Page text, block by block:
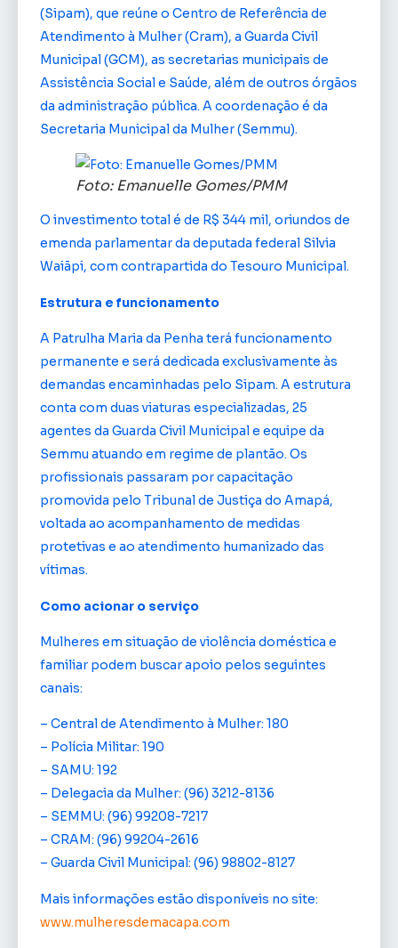
(Sipam), que reúne o Centro de Referência de
Atendimento à Mulher (Cram), a Guarda Civil
Municipal (GCM), as secretarias municipais de
Assistência Social e Saúde, além de outros órgãos
da administração pública. A coordenação é da
Secretaria Municipal da Mulher (Semmu).
Foto: Emanuelle Gomes/PMM
O investimento total é de R$ 344 mil, oriundos de
emenda parlamentar da deputada federal Silvia
Waiãpi, com contrapartida do Tesouro Municipal.
Estrutura e funcionamento
A Patrulha Maria da Penha terá funcionamento
permanente e será dedicada exclusivamente às
demandas encaminhadas pelo Sipam. A estrutura
conta com duas viaturas especializadas, 25
agentes da Guarda Civil Municipal e equipe da
Semmu atuando em regime de plantão. Os
profissionais passaram por capacitação
promovida pelo Tribunal de Justiça do Amapá,
voltada ao acompanhamento de medidas
protetivas e ao atendimento humanizado das
vítimas.
Como acionar o serviço
Mulheres em situação de violência doméstica e
familiar podem buscar apoio pelos seguintes
canais:
– Central de Atendimento à Mulher: 180
– Polícia Militar: 190
– SAMU: 192
– Delegacia da Mulher: (96) 3212-8136
– SEMMU: (96) 99208-7217
– CRAM: (96) 99204-2616
– Guarda Civil Municipal: (96) 98802-8127
Mais informações estão disponíveis no site:
www.mulheresdemacapa.com